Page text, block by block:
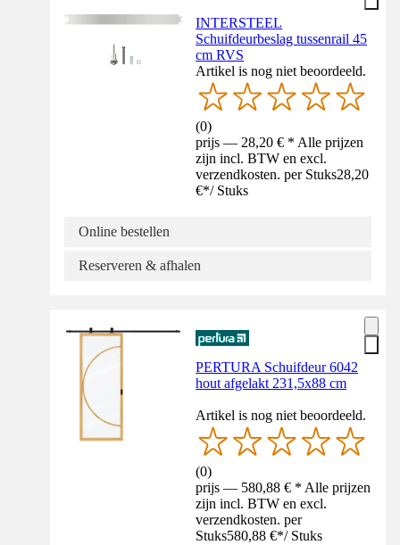
INTERSTEEL
Schuifdeurbeslag tussenrail 45
cm RVS
Artikel is nog niet beoordeeld.
(0)
prijs — 28,20 € * Alle prijzen
zijn incl. BTW en excl.
verzendkosten. per Stuks28,20
€*/ Stuks
Online bestellen
Reserveren & afhalen
PERTURA Schuifdeur 6042
hout afgelakt 231,5x88 cm
Artikel is nog niet beoordeeld.
(0)
prijs — 580,88 € * Alle prijzen
zijn incl. BTW en excl.
verzendkosten. per
Stuks580,88 €*/ Stuks